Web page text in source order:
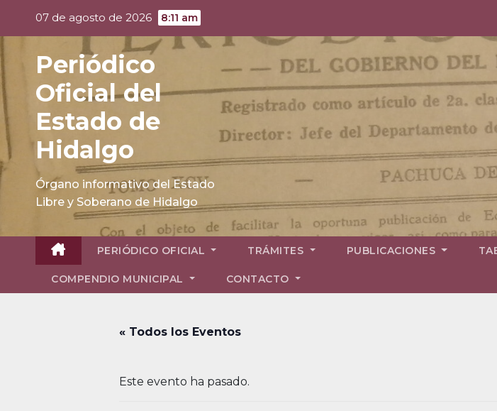
07 de agosto de 2026 8:11 am
Periódico
Oficial del
Estado de
Hidalgo
Órgano informativo del Estado
Libre y Soberano de Hidalgo
PERIÓDICO OFICIAL TRÁMITES PUBLICACIONES
COMPENDIO MUNICIPAL CONTACTO
« Todos los Eventos
Este evento ha pasado.